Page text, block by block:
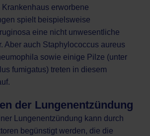
Krankenhaus erworbene
spielt beispielsweise
eine nicht unwesentliche
Aber auch Staphylococcus aureus
sowie einige Pilze (unter
fumigatus) treten in diesem
der Lungenentzündung
Lungenentzündung kann durch
begünstigt werden, die die